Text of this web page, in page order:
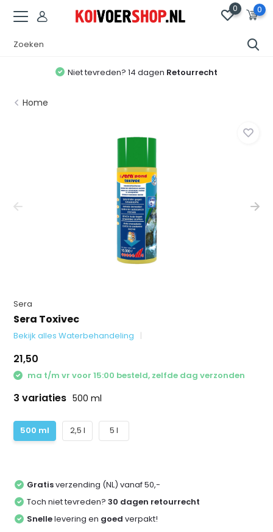
0 0
Niet tevreden? 14 dagen Retourrecht
Home
Sera
Sera Toxivec
Bekijk alles Waterbehandeling
21,50
ma t/m vr voor 15:00 besteld, zelfde dag verzonden
3 variaties 500 ml
500 ml 2,5 l 5 l
Gratisverzending (NL) vanaf 50,-
Toch niet tevreden?30 dagen retourrecht
Snellelevering en goed verpakt!